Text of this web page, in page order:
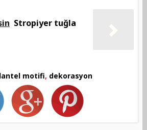
Stropiyer tuğla
motifi, dekorasyon